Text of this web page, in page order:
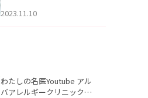
2023.11.10
わたしの名医Youtube アル
バアレルギークリニック札